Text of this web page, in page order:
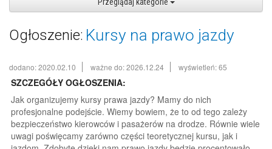
Ogłoszenie: Kursy na prawo jazdy
dodano: 2020.02.10 ważne do: 2026.12.24 wyświetleń: 65
SZCZEGÓŁY OGŁOSZENIA:
Jak organizujemy kursy prawa jazdy? Mamy do nich
profesjonalne podejście. Wiemy bowiem, że to od tego zależy
bezpieczeństwo kierowców i pasażerów na drodze. Równie wiele
uwagi poświęcamy zarówno części teoretycznej kursu, jak i